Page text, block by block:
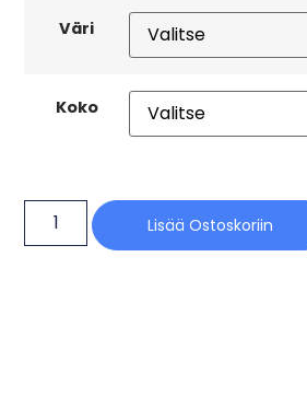
Väri
Koko
Lisää Ostoskoriin